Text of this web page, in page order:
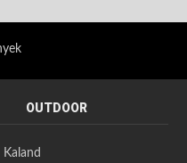
OUTDOOR
Kaland